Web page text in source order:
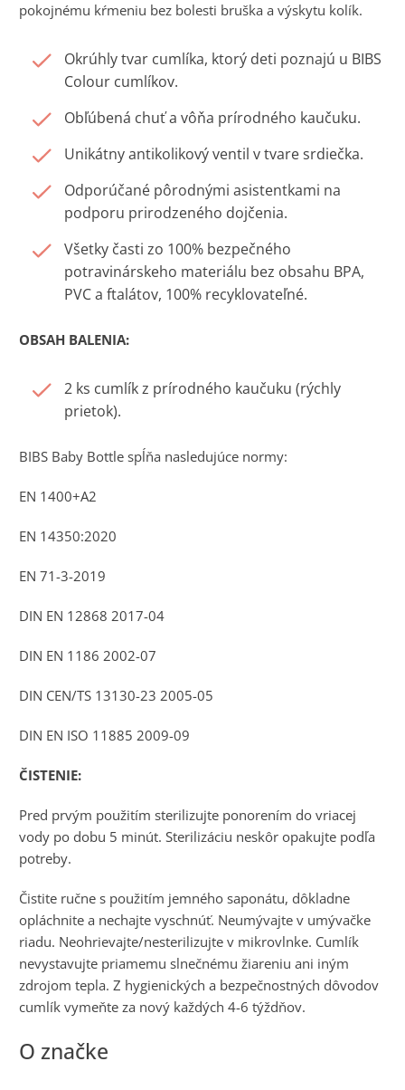
pokojnému kŕmeniu bez bolesti bruška a výskytu kolík.
Okrúhly tvar cumlíka, ktorý deti poznajú u BIBS
Colour cumlíkov.
Obľúbená chuť a vôňa prírodného kaučuku.
Unikátny antikolikový ventil v tvare srdiečka.
Odporúčané pôrodnými asistentkami na
podporu prirodzeného dojčenia.
Všetky časti zo 100% bezpečného
potravinárskeho materiálu bez obsahu BPA,
PVC a ftalátov, 100% recyklovateľné.
OBSAH BALENIA:
2 ks cumlík z prírodného kaučuku (rýchly
prietok).
BIBS Baby Bottle spĺňa nasledujúce normy:
EN 1400+A2
EN 14350:2020
EN 71-3-2019
DIN EN 12868 2017-04
DIN EN 1186 2002-07
DIN CEN/TS 13130-23 2005-05
DIN EN ISO 11885 2009-09
ČISTENIE:
Pred prvým použitím sterilizujte ponorením do vriacej
vody po dobu 5 minút. Sterilizáciu neskôr opakujte podľa
potreby.
Čistite ručne s použitím jemného saponátu, dôkladne
opláchnite a nechajte vyschnúť. Neumývajte v umývačke
riadu. Neohrievajte/nesterilizujte v mikrovlnke. Cumlík
nevystavujte priamemu slnečnému žiareniu ani iným
zdrojom tepla. Z hygienických a bezpečnostných dôvodov
cumlík vymeňte za nový každých 4-6 týždňov.